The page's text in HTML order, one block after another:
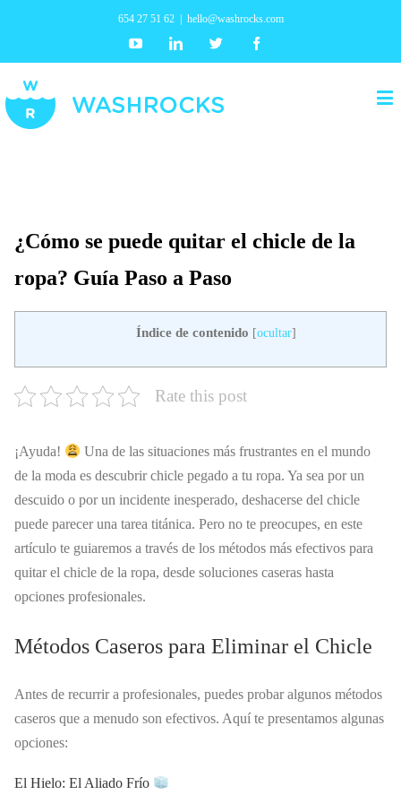
654 27 51 62 hello@washrocks.com
YoutubeLinkedin Twitter
¿Cómo se puede quitar el chicle de la
ropa? Guía Paso a Paso
Índice de contenido [ocultar]
Rate this post
¡Ayuda!
Una de las situaciones más frustrantes en el mundo
de la moda es descubrir chicle pegado a tu ropa. Ya sea por un
descuido o por un incidente inesperado, deshacerse del chicle
puede parecer una tarea titánica. Pero no te preocupes, en este
artículo te guiaremos a través de los métodos más efectivos para
quitar el chicle de la ropa, desde soluciones caseras hasta
opciones profesionales.
Métodos Caseros para Eliminar el Chicle
Antes de recurrir a profesionales, puedes probar algunos métodos
caseros que a menudo son efectivos. Aquí te presentamos algunas
opciones:
El Hielo: El Aliado Frío